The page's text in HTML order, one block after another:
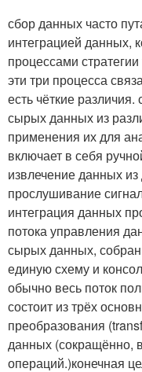
сбор данных часто
интеграцией данных,
процессами
эти три процесса
есть чёткие
сырых данных из
применения их для
включает в себя
извлечение данных
прослушивание
интеграция данных
потока управления
сырых данных,
единую схему и
обычно весь поток
состоит из трёх
преобразования
данных (сокращённо,
операций.)конечная